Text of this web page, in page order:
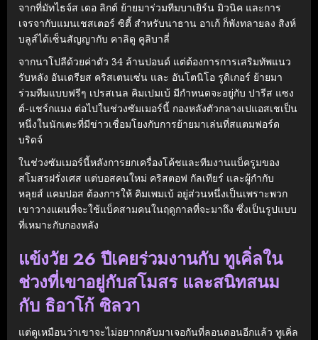
จากที่มัทไธจ์ส เดอ ลิกต์ ย้ายมาร่วมทีมบาเยิร์น มิวนิค และการ
เจรจากับแมนเชสเตอร์ ซิตี้ สําหรับนาธาน อาเก้ ก็พังทลายลง สิงห์
บลูส์ได้เซ็นสัญญากับ คาลิดู คูลิบาลี่
จากนาโปลีด้วยค่าตัว 34 ล้านปอนด์ แต่ต้องการการเสริมทัพแนว
รับหลัง อันเดรียส คริสเตนเซ่น และ อันโตนิโอ รูดิเกอร์ ย้ายมา
ร่วมทีมแบบฟรีๆ เปรสเนล คิมเปมเบ้ มีกําหนดจะอยู่กับ ปารีส แซง
ต์-แชร์กแมง ต่อไปในช่วงซัมเมอร์นี้ กองหลังตัวกลางเปแอสเชเป็น
หนึ่งในนักเตะที่มีข่าวเชื่อมโยงกับการย้ายมาเล่นที่สแตมฟอร์ด
บริดจ์
ในช่วงซัมเมอร์นี้หลังการยกเครื่องโค้ชและทีมงานแบ็ครูมของ
สโมสรฝรั่งเศส แต่บอสคนใหม่ คริสตอฟ กัลเทียร์ และผู้กํากับ
หลุยส์ แคมปอส ต้องการให้ คิมเพมเบ้ อยู่ส่วนหนึ่งเป็นเพราะพวก
เขาวางแผนที่จะใช้แบ็คสามคนในฤดูกาลที่จะมาถึง ซึ่งเป็นรูปแบบ
ที่เหมาะกับกองหลัง
แข้งวัย 26 ปีเคยร่วมงานกับ ทูเคิ่ลใน
ช่วงที่เขาอยู่กับสโมสร และสนิทสนม
กับ ธิอาโก้ ซิลวา
แต่ดูเหมือนว่าเขาจะไม่อยากกลับมาเจอกันที่ลอนดอนอีกแล้ว ทูเคิ่ล